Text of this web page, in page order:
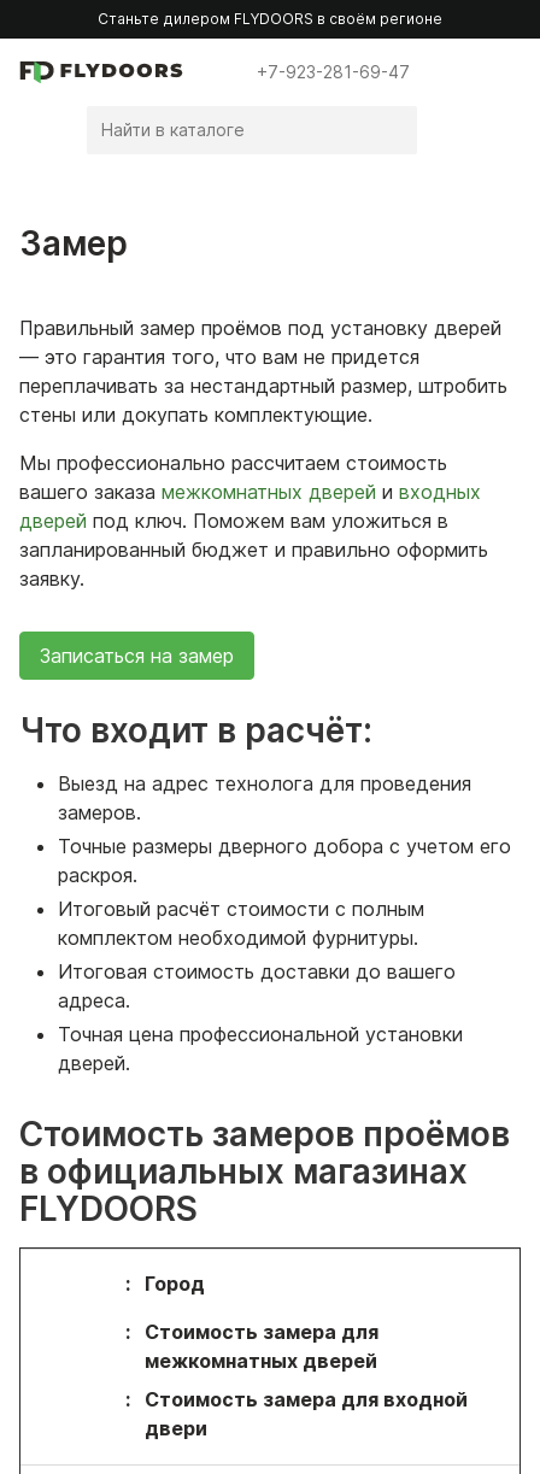
Станьте дилером FLYDOORS в своём регионе
+7-923-281-69-47
Замер
Правильный замер проёмов под установку дверей
— это гарантия того, что вам не придется
переплачивать за нестандартный размер, штробить
стены или докупать комплектующие.
Мы профессионально рассчитаем стоимость
вашего заказа межкомнатных дверей и входных
дверей под ключ. Поможем вам уложиться в
запланированный бюджет и правильно оформить
заявку.
Записаться на замер
Что входит в расчёт:
Выезд на адрес технолога для проведения
замеров.
Точные размеры дверного добора с учетом его
раскроя.
Итоговый расчёт стоимости с полным
комплектом необходимой фурнитуры.
Итоговая стоимость доставки до вашего
адреса.
Точная цена профессиональной установки
дверей.
Стоимость замеров проёмов
в официальных магазинах
FLYDOORS
Город
Стоимость замера для
межкомнатных дверей
Стоимость замера для входной
двери